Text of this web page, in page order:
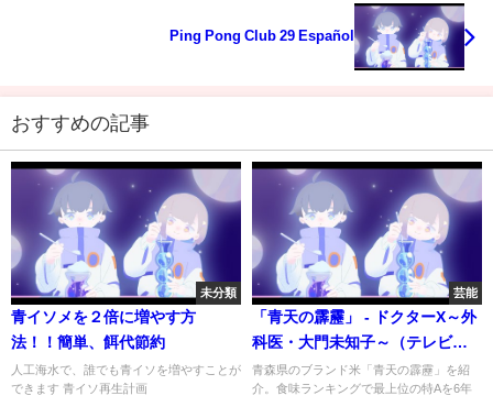
Ping Pong Club 29 Español
おすすめの記事
未分類
青イソメを２倍に増やす方
法！！簡単、餌代節約
人工海水で、誰でも青イソを増やすことが
できます 青イソ再生計画
芸能
「青天の霹靂」 - ドクターX～外
科医・大門未知子～（テレビ朝
日）
青森県のブランド米「青天の霹靂」を紹
介。食味ランキングで最上位の特Aを6年